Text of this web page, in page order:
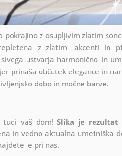
pokrajino z osupljivim zlatim
z zlatimi akcenti in
ustvarja harmonično in
prinaša občutek elegance in
dobo in močne barve.
tudi vaš dom!Slika je rezultat
in vedno aktualna umetniška
le pri nas.